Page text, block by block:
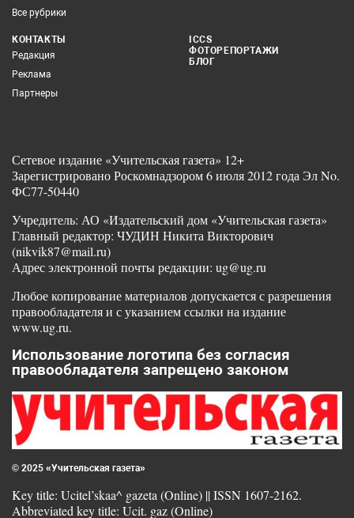
Все рубрики
КОНТАКТЫ
Редакция
Реклама
Партнеры
ICCS
ФОТОРЕПОРТАЖИ
БЛОГ
Сетевое издание «Учительская газета» 12+
Зарегистрировано Роскомнадзором 6 июля 2012 года Эл No.
ФС77-50440
Учредитель: АО «Издательский дом «Учительская газета»
Главный редактор: ЧУДИН Никита Викторович
(nikvik87@mail.ru)
Адрес электронной почты редакции: ug@ug.ru
Любое копирование материалов допускается с разрешения
правообладателя и с указанием ссылки на издание
www.ug.ru.
Использование логотипа без согласия
правообладателя запрещено законом
© 2025 «Учительская газета»
Key title: Ucitel’skaa^ gazeta (Online) || ISSN 1607-2162.
Abbreviated key title: Ucit. gaz (Online)